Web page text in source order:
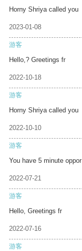
Horny Shriya called you
2023-01-08
游客
Hello,? Greetings fr
2022-10-18
游客
Horny Shriya called you
2022-10-10
游客
You have 5 minute oppor
2022-07-21
游客
Hello, Greetings fr
2022-07-16
游客